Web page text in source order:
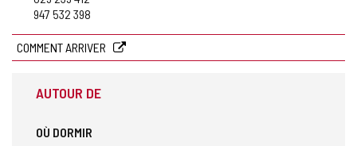
947 532 398
COMMENT ARRIVER
AUTOUR DE
OÙ DORMIR